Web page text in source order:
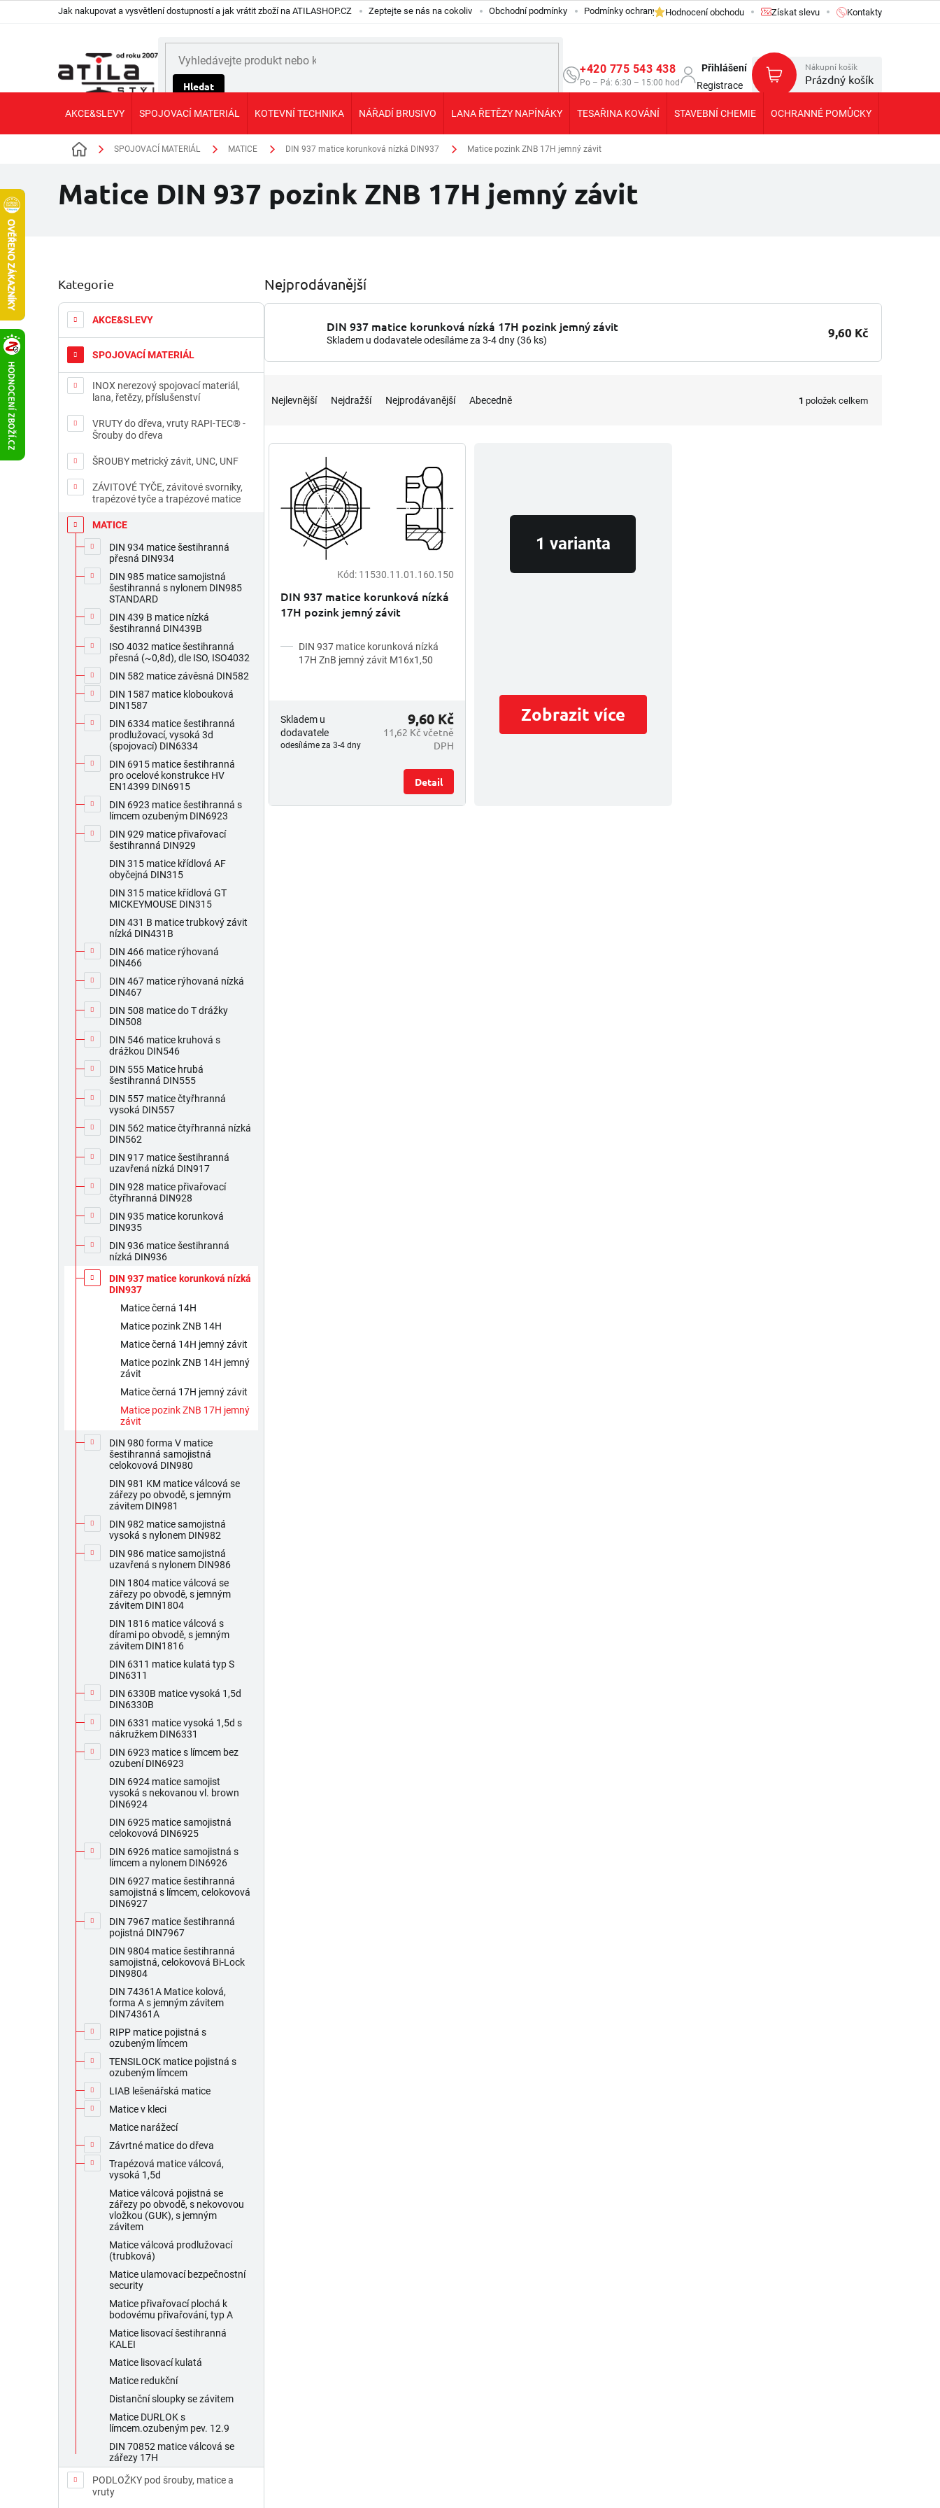
Jak nakupovat a vysvětlení dostupností a jak vrátit zboží na ATILASHOP.CZ Zeptejte se nás na cokoliv Obchodní podmínky Podmínky ochrany osobních údajů GDPR
Hodnocení obchodu Získat slevu Kontakty
Hledat
+420 775 543 438
Po – Pá: 6:30 – 15:00 hod
Přihlášení
Registrace
Nákupní košík
Prázdný košík
AKCE&SLEVY SPOJOVACÍ MATERIÁL KOTEVNÍ TECHNIKA NÁŘADÍ BRUSIVO LANA ŘETĚZY NAPÍNÁKY TESAŘINA KOVÁNÍ STAVEBNÍ CHEMIE OCHRANNÉ POMŮCKY
Domů SPOJOVACÍ MATERIÁL MATICE DIN 937 matice korunková nízká DIN937 Matice pozink ZNB 17H jemný závit
Matice DIN 937 pozink ZNB 17H jemný závit
o
s
r
n
Přeskočit
kategorie
Kategorie
AKCE&SLEVY
SPOJOVACÍ MATERIÁL
INOX nerezový spojovací materiál,
lana, řetězy, příslušenství
VRUTY do dřeva, vruty RAPI-TEC® -
Šrouby do dřeva
ŠROUBY metrický závit, UNC, UNF
ZÁVITOVÉ TYČE, závitové svorníky,
trapézové tyče a trapézové matice
MATICE
DIN 934 matice šestihranná
přesná DIN934
DIN 985 matice samojistná
šestihranná s nylonem DIN985
STANDARD
DIN 439 B matice nízká
šestihranná DIN439B
ISO 4032 matice šestihranná
přesná (~0,8d), dle ISO, ISO4032
DIN 582 matice závěsná DIN582
DIN 1587 matice klobouková
DIN1587
DIN 6334 matice šestihranná
prodlužovací, vysoká 3d
(spojovací) DIN6334
DIN 6915 matice šestihranná
pro ocelové konstrukce HV
EN14399 DIN6915
DIN 6923 matice šestihranná s
límcem ozubeným DIN6923
DIN 929 matice přivařovací
šestihranná DIN929
DIN 315 matice křídlová AF
obyčejná DIN315
DIN 315 matice křídlová GT
MICKEYMOUSE DIN315
DIN 431 B matice trubkový závit
nízká DIN431B
DIN 466 matice rýhovaná
DIN466
DIN 467 matice rýhovaná nízká
DIN467
DIN 508 matice do T drážky
DIN508
DIN 546 matice kruhová s
drážkou DIN546
DIN 555 Matice hrubá
šestihranná DIN555
DIN 557 matice čtyřhranná
vysoká DIN557
DIN 562 matice čtyřhranná nízká
DIN562
DIN 917 matice šestihranná
uzavřená nízká DIN917
DIN 928 matice přivařovací
čtyřhranná DIN928
DIN 935 matice korunková
DIN935
DIN 936 matice šestihranná
nízká DIN936
DIN 937 matice korunková nízká
DIN937
Matice černá 14H
Matice pozink ZNB 14H
Matice černá 14H jemný závit
Matice pozink ZNB 14H jemný
závit
Matice černá 17H jemný závit
Matice pozink ZNB 17H jemný
závit
DIN 980 forma V matice
šestihranná samojistná
celokovová DIN980
DIN 981 KM matice válcová se
zářezy po obvodě, s jemným
závitem DIN981
DIN 982 matice samojistná
vysoká s nylonem DIN982
DIN 986 matice samojistná
uzavřená s nylonem DIN986
DIN 1804 matice válcová se
zářezy po obvodě, s jemným
závitem DIN1804
DIN 1816 matice válcová s
dírami po obvodě, s jemným
závitem DIN1816
DIN 6311 matice kulatá typ S
DIN6311
DIN 6330B matice vysoká 1,5d
DIN6330B
DIN 6331 matice vysoká 1,5d s
nákružkem DIN6331
DIN 6923 matice s límcem bez
ozubení DIN6923
DIN 6924 matice samojist
vysoká s nekovanou vl. brown
DIN6924
DIN 6925 matice samojistná
celokovová DIN6925
DIN 6926 matice samojistná s
límcem a nylonem DIN6926
DIN 6927 matice šestihranná
samojistná s límcem, celokovová
DIN6927
DIN 7967 matice šestihranná
pojistná DIN7967
DIN 9804 matice šestihranná
samojistná, celokovová Bi-Lock
DIN9804
DIN 74361A Matice kolová,
forma A s jemným závitem
DIN74361A
RIPP matice pojistná s
ozubeným límcem
TENSILOCK matice pojistná s
ozubeným límcem
LIAB lešenářská matice
Matice v kleci
Matice narážecí
Závrtné matice do dřeva
Trapézová matice válcová,
vysoká 1,5d
Matice válcová pojistná se
zářezy po obvodě, s nekovovou
vložkou (GUK), s jemným
závitem
Matice válcová prodlužovací
(trubková)
Matice ulamovací bezpečnostní
security
Matice přivařovací plochá k
bodovému přivařování, typ A
Matice lisovací šestihranná
KALEI
Matice lisovací kulatá
Matice redukční
Distanční sloupky se závitem
Matice DURLOK s
límcem.ozubeným pev. 12.9
DIN 70852 matice válcová se
zářezy 17H
PODLOŽKY pod šrouby, matice a
vruty
Nejprodávanější
DIN 937 matice korunková nízká 17H pozink jemný závit
Skladem u dodavatele odesíláme za 3-4 dny (36 ks) 9,60 Kč
n
Nejlevnější Nejdražší Nejprodávanější Abecedně 1 položek celkem
V
Kód: 11530.11.01.160.150
DIN 937 matice korunková nízká
17H pozink jemný závit
DIN 937 matice korunková nízká
17H ZnB jemný závit M16x1,50
Skladem u
dodavatele
odesíláme za 3-4 dny
11,62 Kč včetně
DPH
9,60 Kč
Detail
1 varianta
Zobrazit více